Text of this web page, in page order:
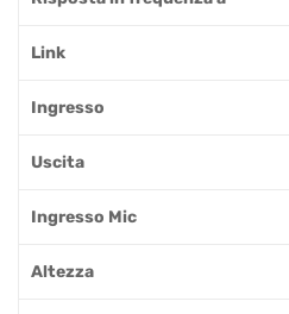
Link
Ingresso
Uscita
Ingresso Mic
Altezza